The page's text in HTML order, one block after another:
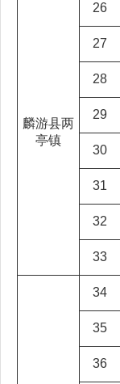
麟游县两
亭镇
26
27
28
29
30
31
32
33
34
35
36